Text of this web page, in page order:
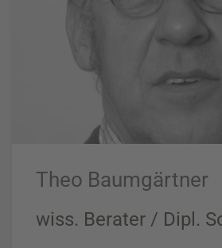
Theo Baumgärtner
wiss. Berater / Dipl.